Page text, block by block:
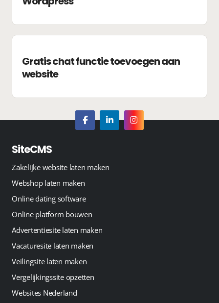
Gratis chat functie toevoegen aan
website
SiteCMS
Zakelijke website laten maken
Webshop laten maken
Online dating software
Online platform bouwen
Advertentiesite laten maken
Vacaturesite laten maken
Veilingsite laten maken
Vergelijkingssite opzetten
Websites Nederland